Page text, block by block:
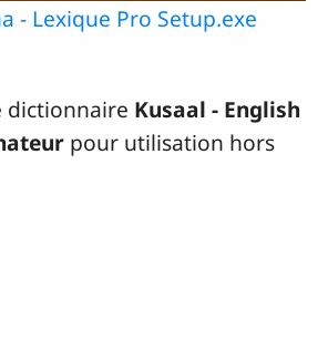
- Lexique Pro Setup.exe
dictionnaire Kusaal - English
pour utilisation hors